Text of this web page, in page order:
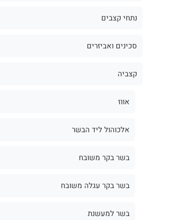
נתחי קצבים
סכינים ואביזרים
קצביה
אווז
אלכוהול ליד הבשר
בשר בקר משובח
בשר בקר עגלה משובח
בשר למעשנת